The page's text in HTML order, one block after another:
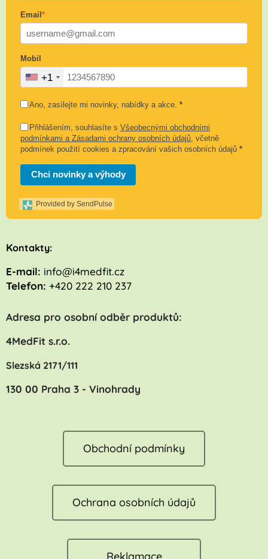
Email *
Mobil
+1
Ano, zasílejte mi novinky, nabídky a akce. *
Přihlášením, souhlasíte s Všeobecnými obchodními
podmínkami a Zásadami ochrany osobních údajů, včetně
podmínek použití cookies a zpracování vašich osobních údajů *
Chci novinky a výhody
Provided by SendPulse
Kontakty:
E-mail: info@i4medfit.cz
Telefon: +420 222 210 237
Adresa pro osobní odběr produktů:
4MedFit s.r.o.
Slezská 2171/111
130 00 Praha 3 - Vinohrady
Obchodní podmínky
Ochrana osobních údajů